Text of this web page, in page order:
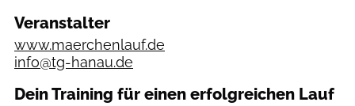
Veranstalter
www.maerchenlauf.de
info@tg-hanau.de
Dein Training für einen erfolgreichen Lauf